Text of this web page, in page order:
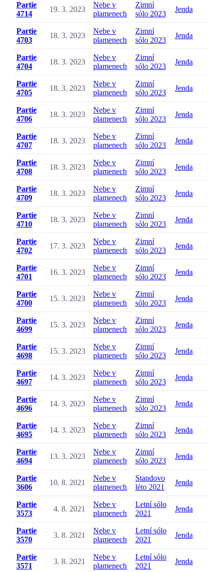
Partie
4714
19. 3. 2023
Nebe v
plamenech
Zimní
sólo 2023
Jenda
Partie
4703
18. 3. 2023
Nebe v
plamenech
Zimní
sólo 2023
Jenda
Partie
4704
18. 3. 2023
Nebe v
plamenech
Zimní
sólo 2023
Jenda
Partie
4705
18. 3. 2023
Nebe v
plamenech
Zimní
sólo 2023
Jenda
Partie
4706
18. 3. 2023
Nebe v
plamenech
Zimní
sólo 2023
Jenda
Partie
4707
18. 3. 2023
Nebe v
plamenech
Zimní
sólo 2023
Jenda
Partie
4708
18. 3. 2023
Nebe v
plamenech
Zimní
sólo 2023
Jenda
Partie
4709
18. 3. 2023
Nebe v
plamenech
Zimní
sólo 2023
Jenda
Partie
4710
18. 3. 2023
Nebe v
plamenech
Zimní
sólo 2023
Jenda
Partie
4702
17. 3. 2023
Nebe v
plamenech
Zimní
sólo 2023
Jenda
Partie
4701
16. 3. 2023
Nebe v
plamenech
Zimní
sólo 2023
Jenda
Partie
4700
15. 3. 2023
Nebe v
plamenech
Zimní
sólo 2023
Jenda
Partie
4699
15. 3. 2023
Nebe v
plamenech
Zimní
sólo 2023
Jenda
Partie
4698
15. 3. 2023
Nebe v
plamenech
Zimní
sólo 2023
Jenda
Partie
4697
14. 3. 2023
Nebe v
plamenech
Zimní
sólo 2023
Jenda
Partie
4696
14. 3. 2023
Nebe v
plamenech
Zimní
sólo 2023
Jenda
Partie
4695
14. 3. 2023
Nebe v
plamenech
Zimní
sólo 2023
Jenda
Partie
4694
13. 3. 2023
Nebe v
plamenech
Zimní
sólo 2023
Jenda
Partie
3606
10. 8. 2021
Nebe v
plamenech
Standovo
léto 2021
Jenda
Partie
3573
4. 8. 2021
Nebe v
plamenech
Letní sólo
2021
Jenda
Partie
3570
3. 8. 2021
Nebe v
plamenech
Letní sólo
2021
Jenda
Partie
3571
3. 8. 2021
Nebe v
plamenech
Letní sólo
2021
Jenda